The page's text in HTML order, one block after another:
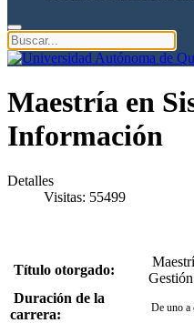
Maestría en
Información
Detalles
Visitas: 55499
Título otorgado:
Duración de la
carrera:
De uno a